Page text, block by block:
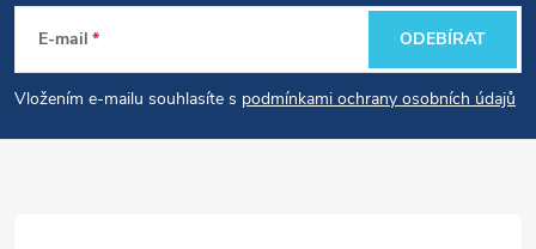
p
a
E-mail
Vložením e-mailu souhlasíte s podmínkami ochrany osobních údajů
ODEBÍRAT